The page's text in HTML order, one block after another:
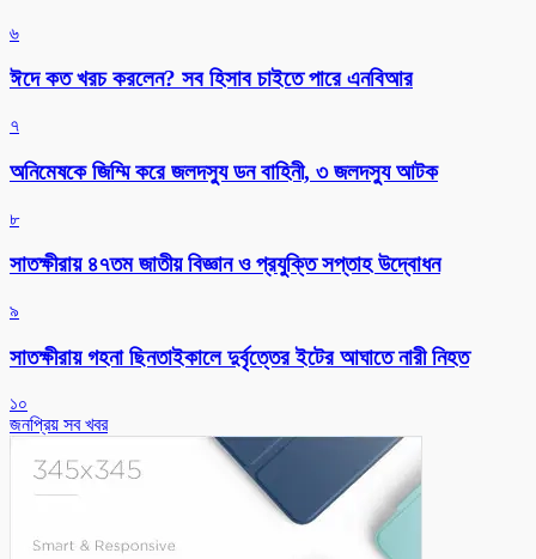
৬
ঈদে কত খরচ করলেন? সব হিসাব চাইতে পারে এনবিআর
৭
অনিমেষকে জিম্মি করে জলদস্যু ডন বাহিনী, ৩ জলদস্যু আটক
৮
সাতক্ষীরায় ৪৭তম জাতীয় বিজ্ঞান ও প্রযুক্তি সপ্তাহ উদ্বোধন
৯
সাতক্ষীরায় গহনা ছিনতাইকালে দুর্বৃত্তের ইটের আঘাতে নারী নিহত
১০
জনপ্রিয় সব খবর